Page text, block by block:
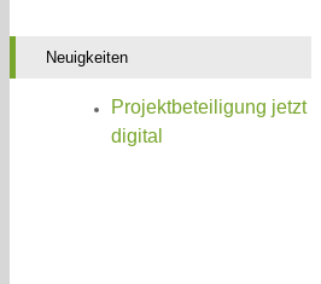
Neuigkeiten
Projektbeteiligung jetzt
digital